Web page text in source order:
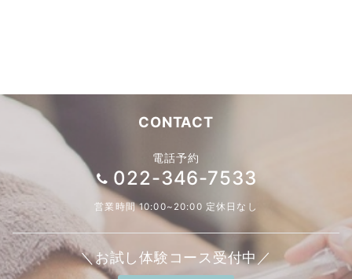
CONTACT
電話予約
022-346-7533
営業時間 10:00~20:00 定休日なし
＼お試し体験コース受付中／